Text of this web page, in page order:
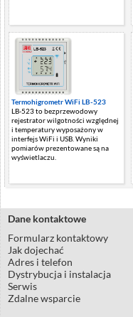
Termohigrometr WiFi LB-523
LB-523 to bezprzewodowy
rejestrator wilgotności względnej
i temperatury wyposażony w
interfejs WiFi i USB. Wyniki
pomiarów prezentowane są na
wyświetlaczu.
Dane kontaktowe
Formularz kontaktowy
Jak dojechać
Adres i telefon
Dystrybucja i instalacja
Serwis
Zdalne wsparcie